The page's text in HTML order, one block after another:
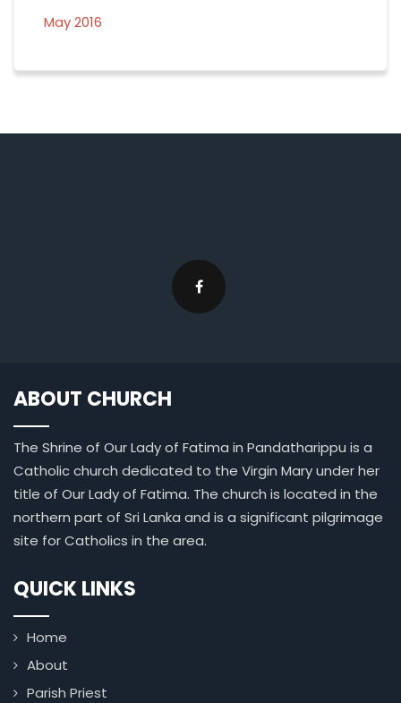
May 2016
ABOUT CHURCH
The Shrine of Our Lady of Fatima in Pandatharippu is a
Catholic church dedicated to the Virgin Mary under her
title of Our Lady of Fatima. The church is located in the
northern part of Sri Lanka and is a significant pilgrimage
site for Catholics in the area.
QUICK LINKS
Home
About
Parish Priest